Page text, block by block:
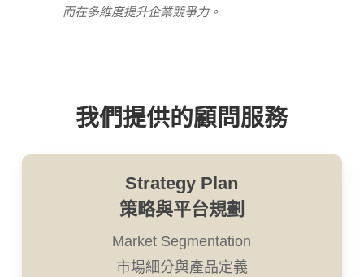
而在多維度提升企業競爭力。
我們提供的顧問服務
Strategy Plan
策略與平台規劃
Market Segmentation
市場細分與產品定義